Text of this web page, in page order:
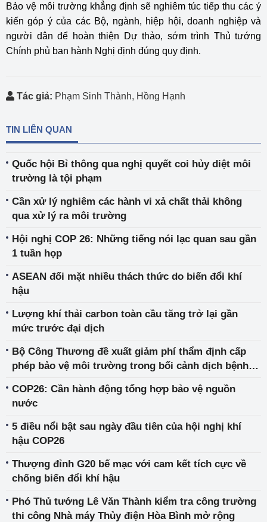
Bảo vệ môi trường khẳng định sẽ nghiêm túc tiếp thu các ý
kiến góp ý của các Bộ, ngành, hiệp hội, doanh nghiệp và
người dân để hoàn thiện Dự thảo, sớm trình Thủ tướng
Chính phủ ban hành Nghị định đúng quy định.
Tác giả: Phạm Sinh Thành, Hồng Hạnh
TIN LIÊN QUAN
Quốc hội Bỉ thông qua nghị quyết coi hủy diệt môi
trường là tội phạm
Cần xử lý nghiêm các hành vi xả chất thải không
qua xử lý ra môi trường
Hội nghị COP 26: Những tiếng nói lạc quan sau gần
1 tuần họp
ASEAN đối mặt nhiều thách thức do biến đổi khí
hậu
Lượng khí thải carbon toàn cầu tăng trở lại gần
mức trước đại dịch
Bộ Công Thương đề xuất giảm phí thẩm định cấp
phép bảo vệ môi trường trong bối cảnh dịch bệnh
COP26: Cần hành động tổng hợp bảo vệ nguồn
nước
5 điều nổi bật sau ngày đầu tiên của hội nghị khí
hậu COP26
Thượng đỉnh G20 bế mạc với cam kết tích cực về
chống biến đổi khí hậu
Phó Thủ tướng Lê Văn Thành kiểm tra công trường
thi công Nhà máy Thủy điện Hòa Bình mở rộng